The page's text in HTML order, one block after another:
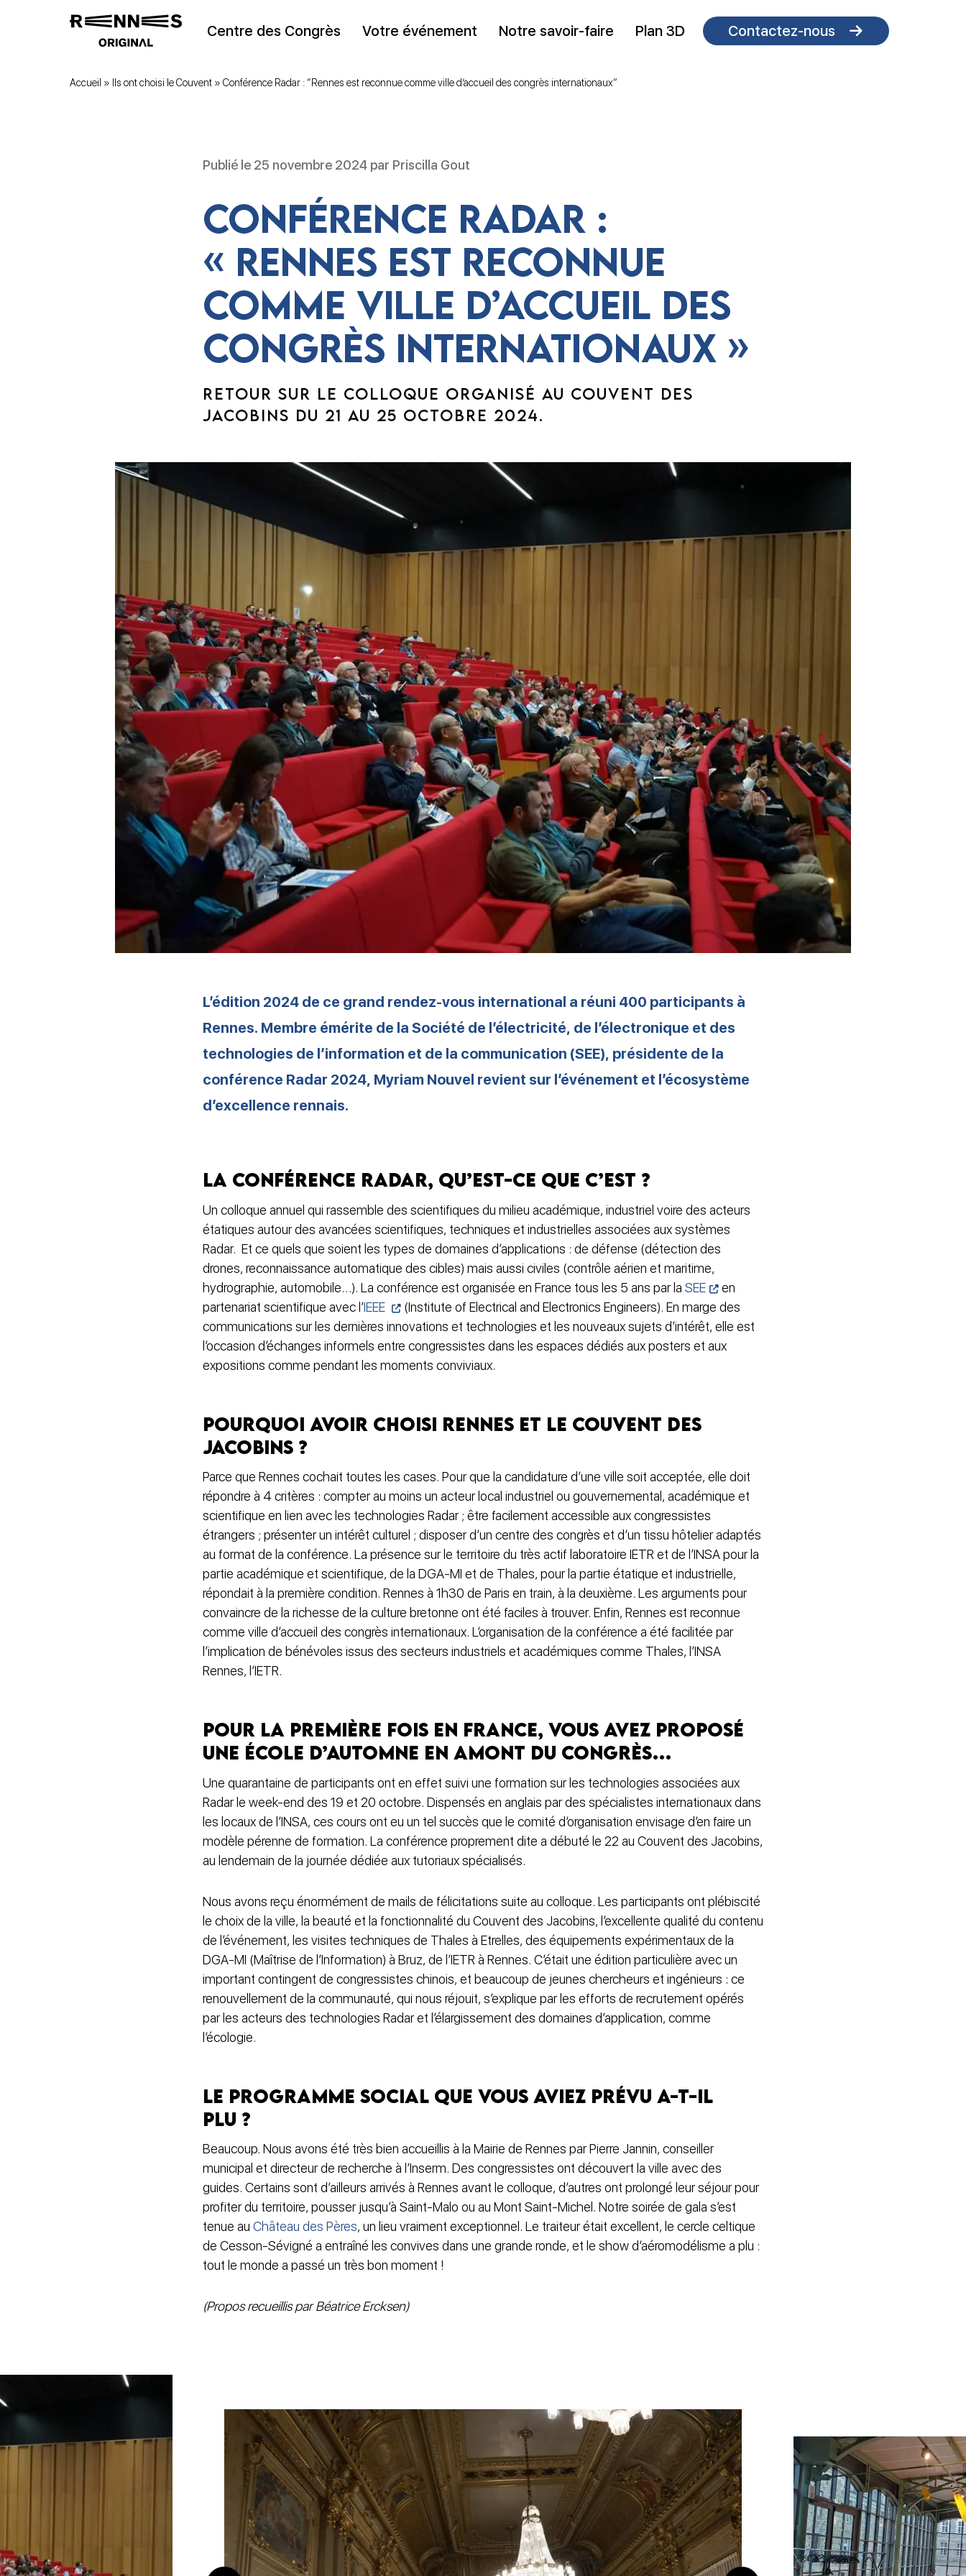
Centre des Congrès Votre événement Notre savoir-faire Plan 3D Contactez-nous
Accueil » Ils ont choisi le Couvent » Conférence Radar : “Rennes est reconnue comme ville d’accueil des congrès internationaux”
Publié le 25 novembre 2024 par Priscilla Gout
Conférence Radar :
« Rennes est reconnue
comme ville d’accueil des
congrès internationaux »
RETOUR SUR LE COLLOQUE ORGANISÉ AU COUVENT DES
JACOBINS DU 21 AU 25 OCTOBRE 2024.
L’édition 2024 de ce grand rendez-vous international a réuni 400 participants à
Rennes. Membre émérite de la Société de l’électricité, de l’électronique et des
technologies de l’information et de la communication (SEE), présidente de la
conférence Radar 2024, Myriam Nouvel revient sur l’événement et l’écosystème
d’excellence rennais.
La conférence Radar, qu’est-ce que c’est ?
Un colloque annuel qui rassemble des scientifiques du milieu académique, industriel voire des acteurs
étatiques autour des avancées scientifiques, techniques et industrielles associées aux systèmes
Radar. Et ce quels que soient les types de domaines d’applications : de défense (détection des
drones, reconnaissance automatique des cibles) mais aussi civiles (contrôle aérien et maritime,
hydrographie, automobile…). La conférence est organisée en France tous les 5 ans par la SEE
en
partenariat scientifique avec l’IEEE
(Institute of Electrical and Electronics Engineers). En marge des
communications sur les dernières innovations et technologies et les nouveaux sujets d’intérêt, elle est
l’occasion d’échanges informels entre congressistes dans les espaces dédiés aux posters et aux
expositions comme pendant les moments conviviaux.
Pourquoi avoir choisi Rennes et le Couvent des
Jacobins ?
Parce que Rennes cochait toutes les cases. Pour que la candidature d’une ville soit acceptée, elle doit
répondre à 4 critères : compter au moins un acteur local industriel ou gouvernemental, académique et
scientifique en lien avec les technologies Radar ; être facilement accessible aux congressistes
étrangers ; présenter un intérêt culturel ; disposer d’un centre des congrès et d’un tissu hôtelier adaptés
au format de la conférence. La présence sur le territoire du très actif laboratoire IETR et de l’INSA pour la
partie académique et scientifique, de la DGA-MI et de Thales, pour la partie étatique et industrielle,
répondait à la première condition. Rennes à 1h30 de Paris en train, à la deuxième. Les arguments pour
convaincre de la richesse de la culture bretonne ont été faciles à trouver. Enfin, Rennes est reconnue
comme ville d’accueil des congrès internationaux. L’organisation de la conférence a été facilitée par
l’implication de bénévoles issus des secteurs industriels et académiques comme Thales, l’INSA
Rennes, l’IETR.
Pour la première fois en France, vous avez proposé
une école d’automne en amont du congrès…
Une quarantaine de participants ont en effet suivi une formation sur les technologies associées aux
Radar le week-end des 19 et 20 octobre. Dispensés en anglais par des spécialistes internationaux dans
les locaux de l’INSA, ces cours ont eu un tel succès que le comité d’organisation envisage d’en faire un
modèle pérenne de formation. La conférence proprement dite a débuté le 22 au Couvent des Jacobins,
au lendemain de la journée dédiée aux tutoriaux spécialisés.
Nous avons reçu énormément de mails de félicitations suite au colloque. Les participants ont plébiscité
le choix de la ville, la beauté et la fonctionnalité du Couvent des Jacobins, l’excellente qualité du contenu
de l’événement, les visites techniques de Thales à Etrelles, des équipements expérimentaux de la
DGA-MI (Maîtrise de l’Information) à Bruz, de l’IETR à Rennes. C’était une édition particulière avec un
important contingent de congressistes chinois, et beaucoup de jeunes chercheurs et ingénieurs : ce
renouvellement de la communauté, qui nous réjouit, s’explique par les efforts de recrutement opérés
par les acteurs des technologies Radar et l’élargissement des domaines d’application, comme
l’écologie.
Le programme social que vous aviez prévu a-t-il
plu ?
Beaucoup. Nous avons été très bien accueillis à la Mairie de Rennes par Pierre Jannin, conseiller
municipal et directeur de recherche à l’Inserm. Des congressistes ont découvert la ville avec des
guides. Certains sont d’ailleurs arrivés à Rennes avant le colloque, d’autres ont prolongé leur séjour pour
profiter du territoire, pousser jusqu’à Saint-Malo ou au Mont Saint-Michel. Notre soirée de gala s’est
tenue au Château des Pères, un lieu vraiment exceptionnel. Le traiteur était excellent, le cercle celtique
de Cesson-Sévigné a entraîné les convives dans une grande ronde, et le show d’aéromodélisme a plu :
tout le monde a passé un très bon moment !
(Propos recueillis par Béatrice Ercksen)